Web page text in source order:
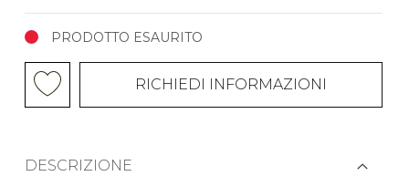
PRODOTTO ESAURITO
RICHIEDI INFORMAZIONI
DESCRIZIONE